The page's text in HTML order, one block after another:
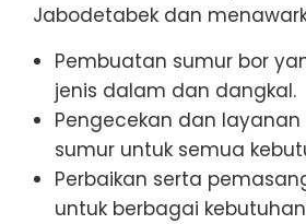
Jabodetabek dan
Pembuatan sumur bor
jenis dalam dan dangkal.
Pengecekan dan layanan
sumur untuk semua
Perbaikan serta
untuk berbagai